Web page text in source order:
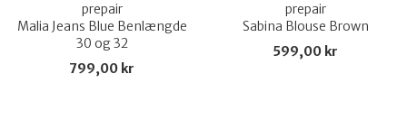
prepair
Malia Jeans Blue Benlængde
30 og 32
799,00 kr
prepair
Sabina Blouse Brown
599,00 kr